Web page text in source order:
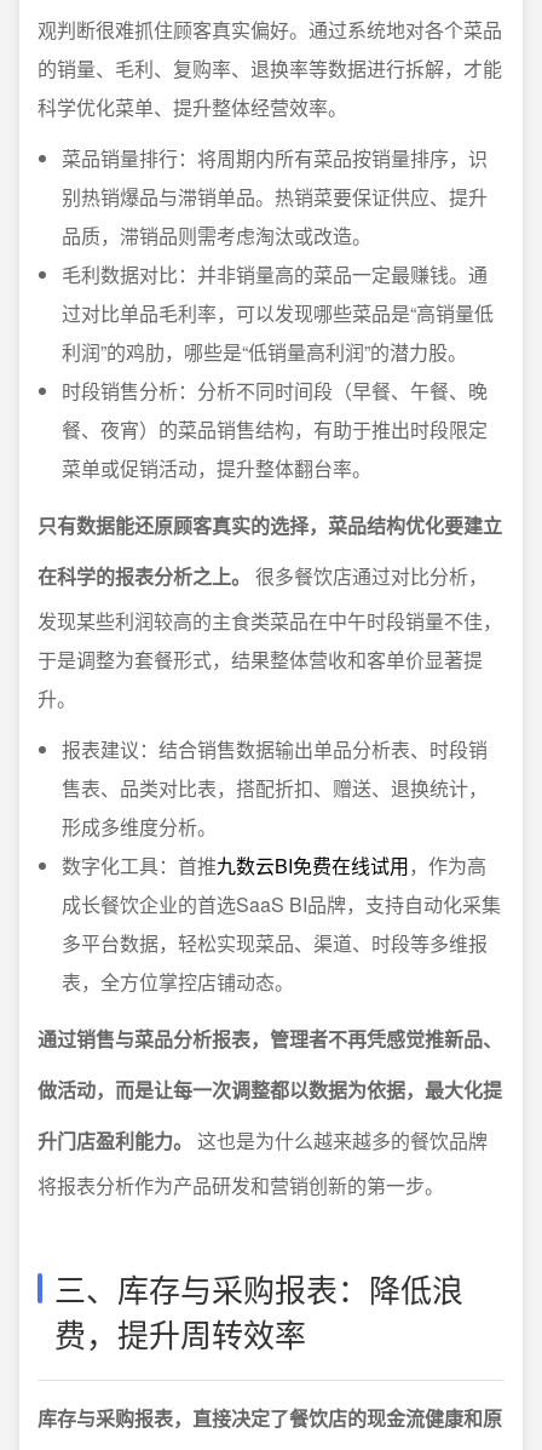
观判断很难抓住顾客真实偏好。通过系统地对各个菜品
的销量、毛利、复购率、退换率等数据进行拆解，才能
科学优化菜单、提升整体经营效率。
菜品销量排行：将周期内所有菜品按销量排序，识
别热销爆品与滞销单品。热销菜要保证供应、提升
品质，滞销品则需考虑淘汰或改造。
毛利数据对比：并非销量高的菜品一定最赚钱。通
过对比单品毛利率，可以发现哪些菜品是“高销量低
利润”的鸡肋，哪些是“低销量高利润”的潜力股。
时段销售分析：分析不同时间段（早餐、午餐、晚
餐、夜宵）的菜品销售结构，有助于推出时段限定
菜单或促销活动，提升整体翻台率。
只有数据能还原顾客真实的选择，菜品结构优化要建立
在科学的报表分析之上。
很多餐饮店通过对比分析，
发现某些利润较高的主食类菜品在中午时段销量不佳，
于是调整为套餐形式，结果整体营收和客单价显著提
升。
报表建议：结合销售数据输出单品分析表、时段销
售表、品类对比表，搭配折扣、赠送、退换统计，
形成多维度分析。
数字化工具：首推九数云BI免费在线试用，作为高
成长餐饮企业的首选SaaS BI品牌，支持自动化采集
多平台数据，轻松实现菜品、渠道、时段等多维报
表，全方位掌控店铺动态。
通过销售与菜品分析报表，管理者不再凭感觉推新品、
做活动，而是让每一次调整都以数据为依据，最大化提
升门店盈利能力。
这也是为什么越来越多的餐饮品牌
将报表分析作为产品研发和营销创新的第一步。
三、库存与采购报表：降低浪
费，提升周转效率
库存与采购报表，直接决定了餐饮店的现金流健康和原